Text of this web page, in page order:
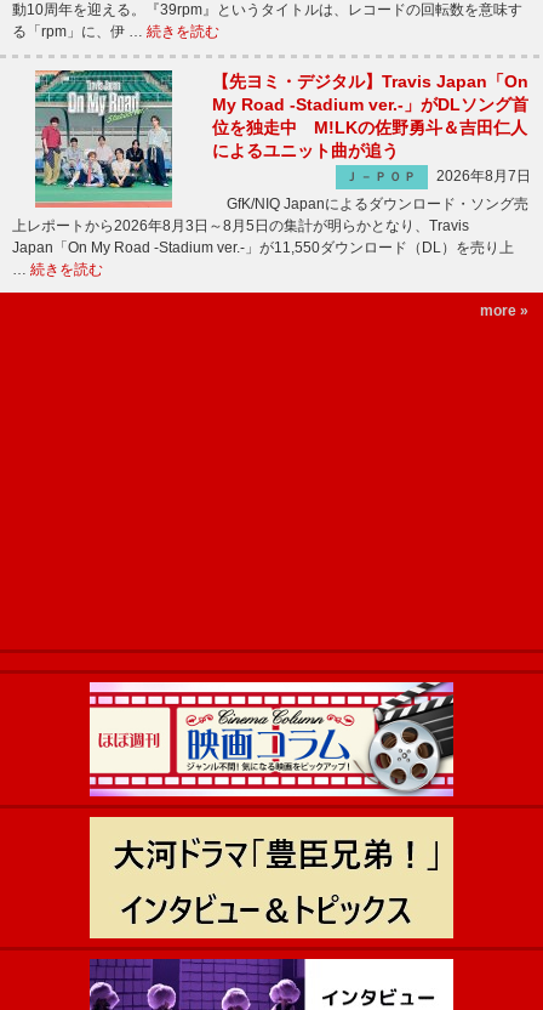
動10周年を迎える。『39rpm』というタイトルは、レコードの回転数を意味す
る「rpm」に、伊 … 続きを読む
【先ヨミ・デジタル】Travis Japan「On
My Road -Stadium ver.-」がDLソング首
位を独走中 M!LKの佐野勇斗＆吉田仁人
によるユニット曲が追う
Ｊ－ＰＯＰ
2026年8月7日
GfK/NIQ Japanによるダウンロード・ソング売
上レポートから2026年8月3日～8月5日の集計が明らかとなり、Travis
Japan「On My Road -Stadium ver.-」が11,550ダウンロード（DL）を売り上
… 続きを読む
more »